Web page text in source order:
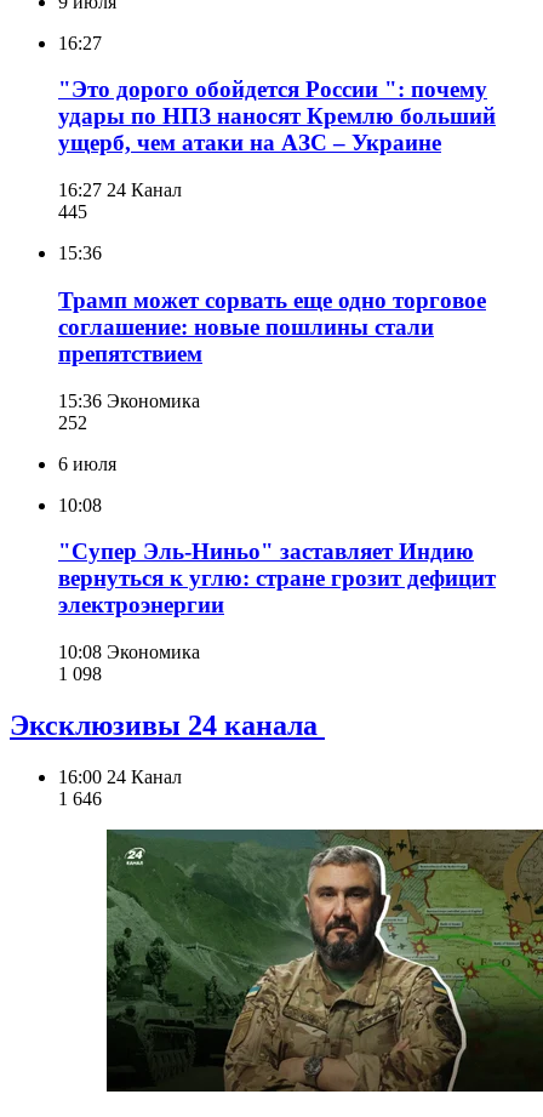
16:27
"Это дорого обойдется России ": почему
удары по НПЗ наносят Кремлю больший
ущерб, чем атаки на АЗС – Украине
16:27 24 Канал
445
15:36
Трамп может сорвать еще одно торговое
соглашение: новые пошлины стали
препятствием
15:36 Экономика
252
6 июля
10:08
"Супер Эль-Ниньо" заставляет Индию
вернуться к углю: стране грозит дефицит
электроэнергии
10:08 Экономика
1 098
Эксклюзивы 24 канала
16:00 24 Канал
1 646